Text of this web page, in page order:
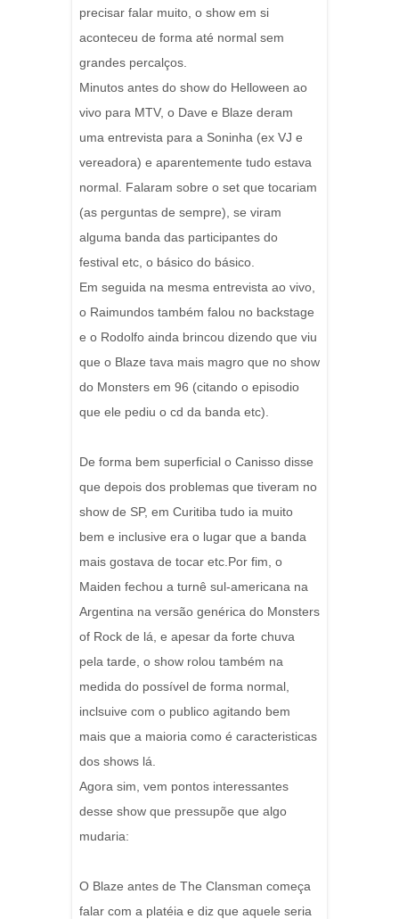
precisar falar muito, o show em si
aconteceu de forma até normal sem
grandes percalços.
Minutos antes do show do Helloween ao
vivo para MTV, o Dave e Blaze deram
uma entrevista para a Soninha (ex VJ e
vereadora) e aparentemente tudo estava
normal. Falaram sobre o set que tocariam
(as perguntas de sempre), se viram
alguma banda das participantes do
festival etc, o básico do básico.
Em seguida na mesma entrevista ao vivo,
o Raimundos também falou no backstage
e o Rodolfo ainda brincou dizendo que viu
que o Blaze tava mais magro que no show
do Monsters em 96 (citando o episodio
que ele pediu o cd da banda etc).
De forma bem superficial o Canisso disse
que depois dos problemas que tiveram no
show de SP, em Curitiba tudo ia muito
bem e inclusive era o lugar que a banda
mais gostava de tocar etc.Por fim, o
Maiden fechou a turnê sul-americana na
Argentina na versão genérica do Monsters
of Rock de lá, e apesar da forte chuva
pela tarde, o show rolou também na
medida do possível de forma normal,
inclsuive com o publico agitando bem
mais que a maioria como é caracteristicas
dos shows lá.
Agora sim, vem pontos interessantes
desse show que pressupõe que algo
mudaria:
O Blaze antes de The Clansman começa
falar com a platéia e diz que aquele seria